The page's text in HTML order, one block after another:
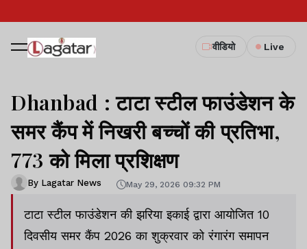
वीडियो Live
Dhanbad : टाटा स्टील फाउंडेशन के
समर कैंप में निखरी बच्चों की प्रतिभा,
773 को मिला प्रशिक्षण
By Lagatar News May 29, 2026 09:32 PM
टाटा स्टील फाउंडेशन की झरिया इकाई द्वारा आयोजित 10
दिवसीय समर कैंप 2026 का शुक्रवार को रंगारंग समापन